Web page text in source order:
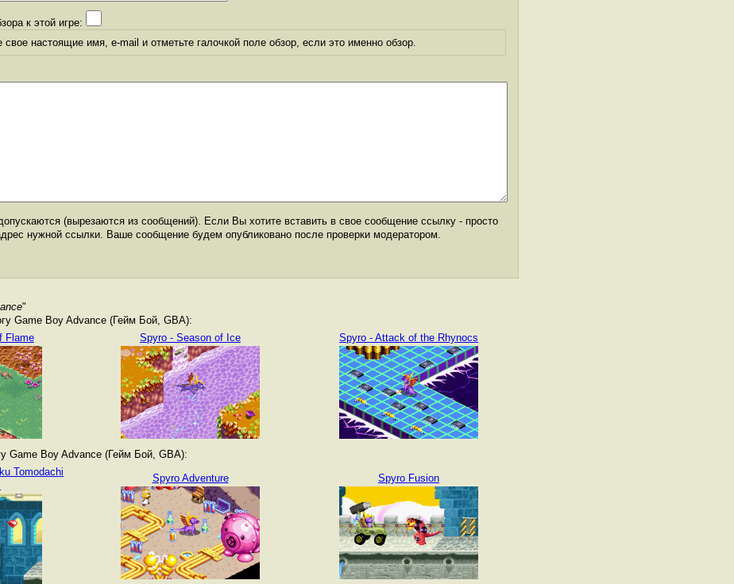
к этой игре:
свое настоящие имя, e-mail и отметьте галочкой поле обзор, если это именно обзор.
(вырезаются из сообщений). Если Вы хотите вставить в свое сообщение ссылку - просто
нужной ссылки. Ваше сообщение будем опубликовано после проверки модератором.
"
Game Boy Advance (Гейм Бой, GBA):
Flame
Spyro - Season of Ice Spyro - Attack of the Rhynocs
Game Boy Advance (Гейм Бой, GBA):
Tomodachi
Spyro Adventure Spyro Fusion